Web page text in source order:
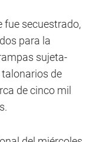
fue secuestrado,
para la
sujeta-
de
de cinco mil